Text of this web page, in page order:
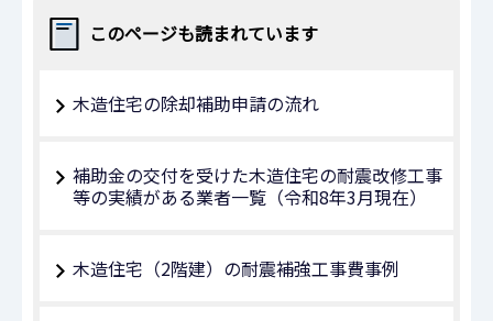
このページも読まれています
木造住宅の除却補助申請の流れ
補助金の交付を受けた木造住宅の耐震改修工事
等の実績がある業者一覧（令和8年3月現在）
木造住宅（2階建）の耐震補強工事費事例